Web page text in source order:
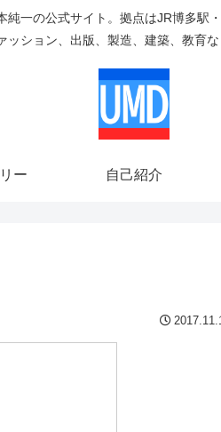
一の公式サイト。拠点はJR博多
ション、出版、製造、建築、教育
ー 自己紹介